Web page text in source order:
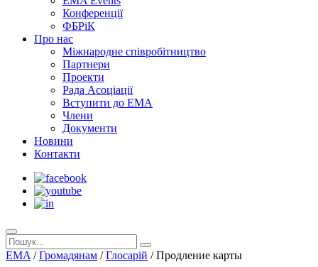
Конференції
ФБРіК
Про нас
Міжнародне співробітництво
Партнери
Проекти
Рада Асоціації
Вступити до ЕМА
Члени
Документи
Новини
Контакти
EMA /Громадянам /Глосарій /Продление карты